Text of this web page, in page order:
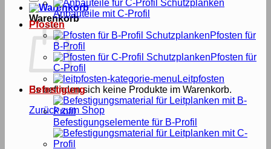
Warenkorb
Es befinden sich keine Produkte im Warenkorb.
Zurück zum Shop
Anbauteile mit C-Profil
Pfosten
Pfosten für
B-Profil
Pfosten für
C-Profil
Leitpfosten
Befestigung
Befestigungselemente für B-Profil